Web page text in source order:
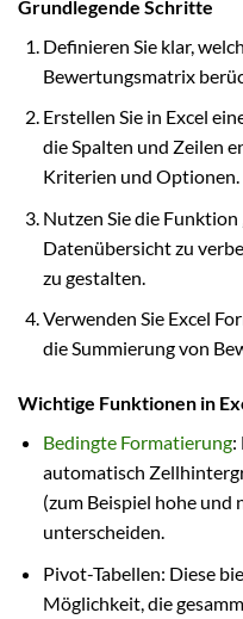
Grundlegende Schritte
Definieren Sie klar,
Bewertungsmatrix
Erstellen Sie in Excel
die Spalten und Zeilen
Kriterien und Optionen.
Nutzen Sie die Funktion
Datenübersicht zu
zu gestalten.
Verwenden Sie Excel
die Summierung von
Wichtige Funktionen in
Bedingte Formatierung:
automatisch
(zum Beispiel hohe und
unterscheiden.
Pivot-Tabellen: Diese
Möglichkeit, die